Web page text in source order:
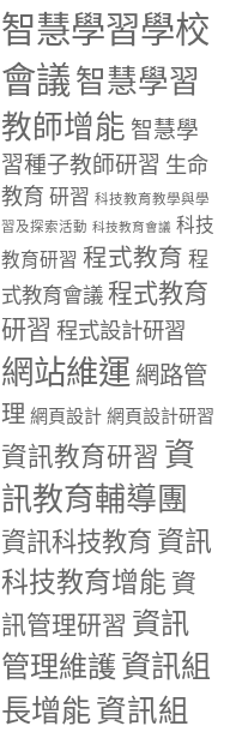
智慧學習學校
會議 智慧學習
教師增能 智慧學
習種子教師研習 生命
教育 研習 科技教育教學與學
習及探索活動 科技教育會議 科技
教育研習 程式教育 程
式教育會議 程式教育
研習 程式設計研習
網站維運 網路管
理 網頁設計 網頁設計研習
資訊教育研習 資
訊教育輔導團
資訊科技教育 資訊
科技教育增能 資
訊管理研習 資訊
管理維護 資訊組
長增能資訊組